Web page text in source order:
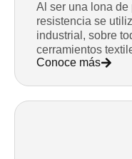
Al ser una lona de
resistencia se
industrial, sobre
cerramientos
Conoce más